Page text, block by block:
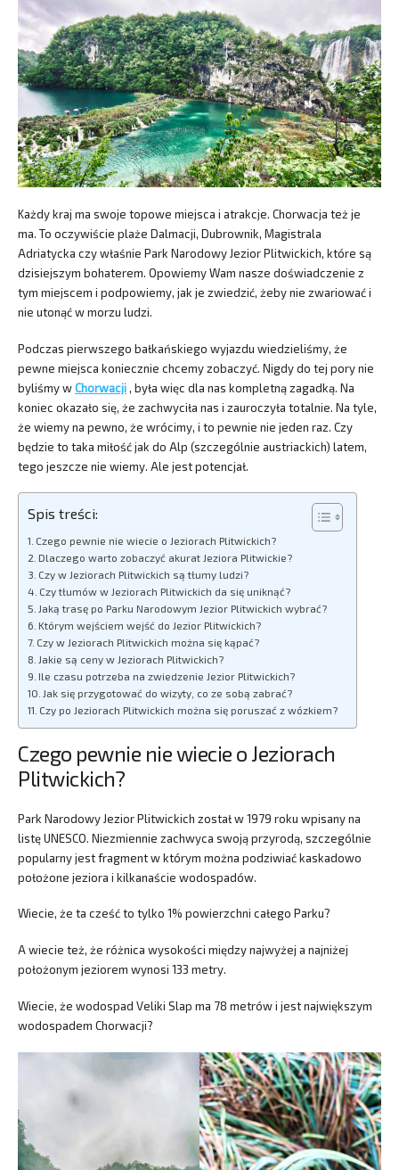
Każdy kraj ma swoje topowe miejsca i atrakcje. Chorwacja też je
ma. To oczywiście plaże Dalmacji, Dubrownik, Magistrala
Adriatycka czy właśnie Park Narodowy Jezior Plitwickich, które są
dzisiejszym bohaterem. Opowiemy Wam nasze doświadczenie z
tym miejscem i podpowiemy, jak je zwiedzić, żeby nie zwariować i
nie utonąć w morzu ludzi.
Podczas pierwszego bałkańskiego wyjazdu wiedzieliśmy, że
pewne miejsca koniecznie chcemy zobaczyć. Nigdy do tej pory nie
byliśmy wChorwacji, była więc dla nas kompletną zagadką. Na
koniec okazało się, że zachwyciła nas i zauroczyła totalnie. Na tyle,
że wiemy na pewno, że wrócimy, i to pewnie nie jeden raz. Czy
będzie to taka miłość jak do Alp (szczególnie austriackich) latem,
tego jeszcze nie wiemy. Ale jest potencjał.
Spis treści:
Czego pewnie nie wiecie o Jeziorach Plitwickich?
Dlaczego warto zobaczyć akurat Jeziora Plitwickie?
Czy w Jeziorach Plitwickich są tłumy ludzi?
Czy tłumów w Jeziorach Plitwickich da się uniknąć?
Jaką trasę po Parku Narodowym Jezior Plitwickich wybrać?
Którym wejściem wejść do Jezior Plitwickich?
Czy w Jeziorach Plitwickich można się kąpać?
Jakie są ceny w Jeziorach Plitwickich?
Ile czasu potrzeba na zwiedzenie Jezior Plitwickich?
Jak się przygotować do wizyty, co ze sobą zabrać?
Czy po Jeziorach Plitwickich można się poruszać z wózkiem?
Czego pewnie nie wiecie o Jeziorach
Plitwickich?
Park Narodowy Jezior Plitwickich został w 1979 roku wpisany na
listę UNESCO. Niezmiennie zachwyca swoją przyrodą, szczególnie
popularny jest fragment w którym można podziwiać kaskadowo
położone jeziora i kilkanaście wodospadów.
Wiecie, że ta cześć to tylko 1% powierzchni całego Parku?
A wiecie też, że różnica wysokości między najwyżej a najniżej
położonym jeziorem wynosi 133 metry.
Wiecie, że wodospad Veliki Slap ma 78 metrów i jest największym
wodospadem Chorwacji?